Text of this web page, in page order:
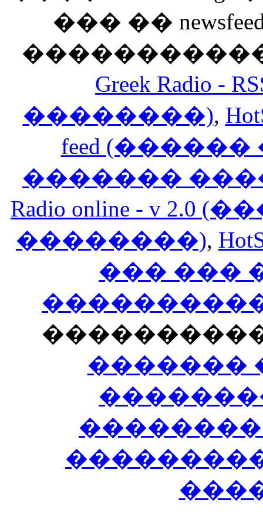
��� ��
Greek Radio
��������),
feed
�������
Radio online - v
��������),
��� ���
�������